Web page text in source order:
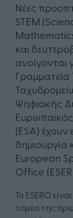
​Νέες
STEM
και
ανοίγονται
Γραμματεία
Ψηφιακής
(ESA) έχουν
δημιουργία
European
Office
Το ESERO
τομέα της